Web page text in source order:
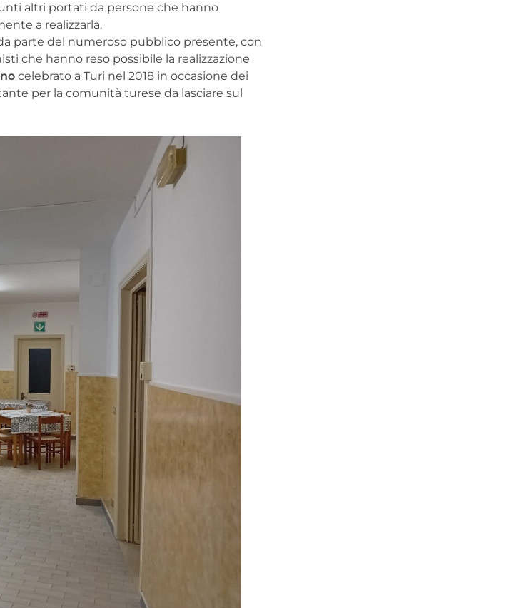
altri portati da persone che hanno
a realizzarla.
parte del numeroso pubblico presente, con
che hanno reso possibile la realizzazione
celebrato a Turi nel 2018 in occasione dei
per la comunità turese da lasciare sul